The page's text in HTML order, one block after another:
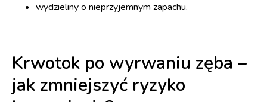
wydzieliny o nieprzyjemnym zapachu.
Krwotok po wyrwaniu zęba –
jak zmniejszyć ryzyko